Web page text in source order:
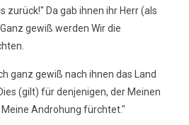
zurück!" Da gab ihnen ihr Herr (als
gewiß werden Wir die
ganz gewiß nach ihnen das Land
(gilt) für denjenigen, der Meinen
Androhung fürchtet."